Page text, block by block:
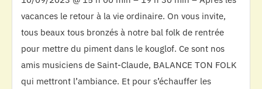
vacances le retour à la vie ordinaire. On vous invite,
tous beaux tous bronzés à notre bal folk de rentrée
pour mettre du piment dans le kouglof. Ce sont nos
amis musiciens de Saint-Claude, BALANCE TON FOLK
qui mettront l’ambiance. Et pour s’échauffer les